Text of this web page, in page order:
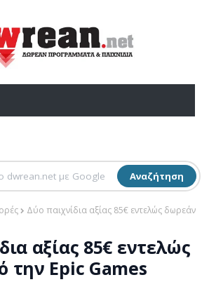
Αναζήτηση
Δύο παιχνίδια αξίας 85€ εντελώς δωρεάν
αξίας 85€ εντελώς
την Epic Games